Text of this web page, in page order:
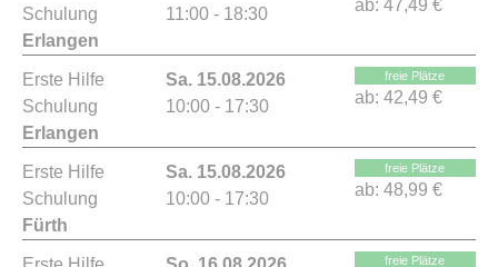
Schulung
Erlangen
11:00 - 18:30
ab: 47,49 €
Erste Hilfe
Schulung
Erlangen
Sa. 15.08.2026
10:00 - 17:30
freie Plätze
ab: 42,49 €
Erste Hilfe
Schulung
Fürth
Sa. 15.08.2026
10:00 - 17:30
freie Plätze
ab: 48,99 €
freie Plätze